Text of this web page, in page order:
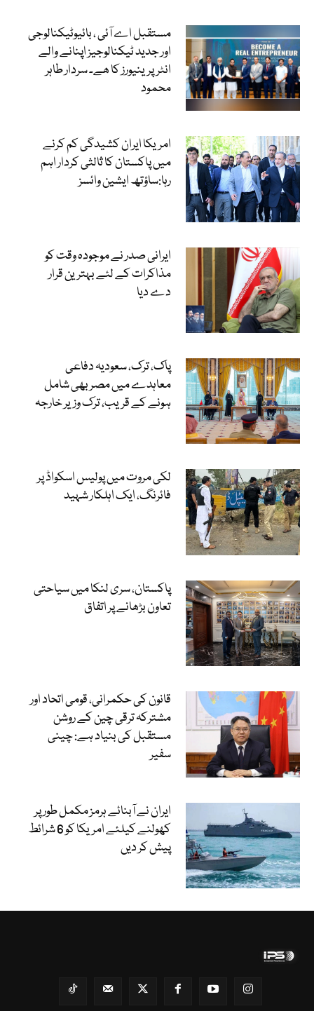
مستقبل اے آئی ، بائیوٹیکنالوجی
اور جدید ٹیکنالوجیز اپنانے والے
انٹرپرینیورز کا ھے۔ سردار طاہر
محمود
امریکا ایران کشیدگی کم کرنے
میں پاکستان کا ثالثی کردار اہم
رہا:ساؤتھ ایشین وائسز
ایرانی صدر نے موجودہ وقت کو
مذاکرات کے لئے بہترین قرار
دے دیا
پاک، ترک، سعودیہ دفاعی
معاہدے میں مصر بھی شامل
ہونے کے قریب، ترک وزیر خارجہ
لکی مروت میں پولیس اسکواڈ پر
فائرنگ، ایک اہلکار شہید
پاکستان، سری لنکا میں سیاحتی
تعاون بڑھانے پر اتفاق
قانون کی حکمرانی، قومی اتحاد اور
مشترکہ ترقی چین کے روشن
مستقبل کی بنیاد ہے: چینی
سفیر
ایران نے آبنائے ہرمز مکمل طور پر
کھولنے کیلئے امریکا کو 6 شرائط
پیش کر دیں